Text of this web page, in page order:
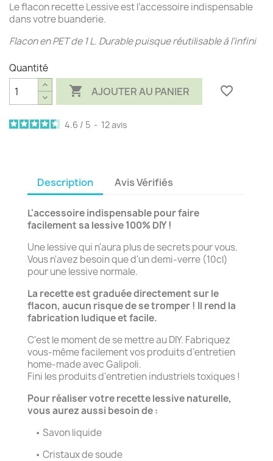
Le flacon recette Lessive est l’accessoire indispensable
dans votre buanderie.
Flacon en PET de 1 L. Durable puisque réutilisable à l’infini
Quantité
 AJOUTER AU PANIER favorite_border
4.6 / 5 - 12avis
Description Avis Vérifiés
L'accessoire indispensable pour faire
facilement sa lessive 100% DIY !
Une lessive qui n'aura plus de secrets pour vous.
Vous n'avez besoin que d'un demi-verre (10cl)
pour une lessive normale.
La recette est graduée directement sur le
flacon, aucun risque de se tromper ! Il rend la
fabrication ludique et facile.
C'est le moment de se mettre au DIY. Fabriquez
vous-même facilement vos produits d’entretien
home-made avec Galipoli.
Fini les produits d'entretien industriels toxiques !
Pour réaliser votre recette lessive naturelle,
vous aurez aussi besoin de :
• Savon liquide
• Cristaux de soude